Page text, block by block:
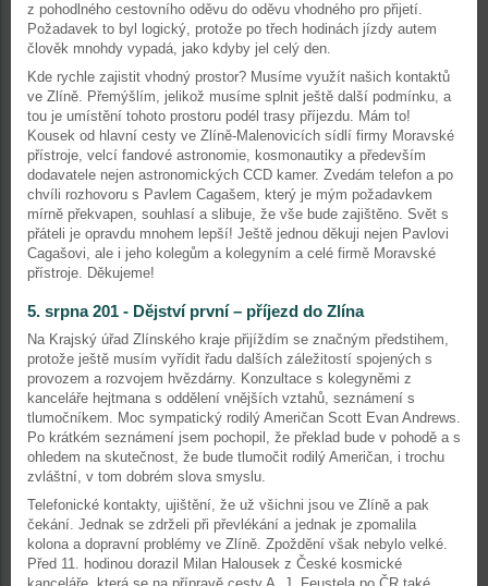
z pohodlného cestovního oděvu do oděvu vhodného pro přijetí.
Požadavek to byl logický, protože po třech hodinách jízdy autem
člověk mnohdy vypadá, jako kdyby jel celý den.
Kde rychle zajistit vhodný prostor? Musíme využít našich kontaktů
ve Zlíně. Přemýšlím, jelikož musíme splnit ještě další podmínku, a
tou je umístění tohoto prostoru podél trasy příjezdu. Mám to!
Kousek od hlavní cesty ve Zlíně-Malenovicích sídlí firmy Moravské
přístroje, velcí fandové astronomie, kosmonautiky a především
dodavatele nejen astronomických CCD kamer. Zvedám telefon a po
chvíli rozhovoru s Pavlem Cagašem, který je mým požadavkem
mírně překvapen, souhlasí a slibuje, že vše bude zajištěno. Svět s
přáteli je opravdu mnohem lepší! Ještě jednou děkuji nejen Pavlovi
Cagašovi, ale i jeho kolegům a kolegyním a celé firmě Moravské
přístroje. Děkujeme!
5. srpna 201 - Dějství první – příjezd do Zlína
Na Krajský úřad Zlínského kraje přijíždím se značným předstihem,
protože ještě musím vyřídit řadu dalších záležitostí spojených s
provozem a rozvojem hvězdárny. Konzultace s kolegyněmi z
kanceláře hejtmana s oddělení vnějších vztahů, seznámení s
tlumočníkem. Moc sympatický rodilý Američan Scott Evan Andrews.
Po krátkém seznámení jsem pochopil, že překlad bude v pohodě a s
ohledem na skutečnost, že bude tlumočit rodilý Američan, i trochu
zvláštní, v tom dobrém slova smyslu.
Telefonické kontakty, ujištění, že už všichni jsou ve Zlíně a pak
čekání. Jednak se zdrželi při převlékání a jednak je zpomalila
kolona a dopravní problémy ve Zlíně. Zpoždění však nebylo velké.
Před 11. hodinou dorazil Milan Halousek z České kosmické